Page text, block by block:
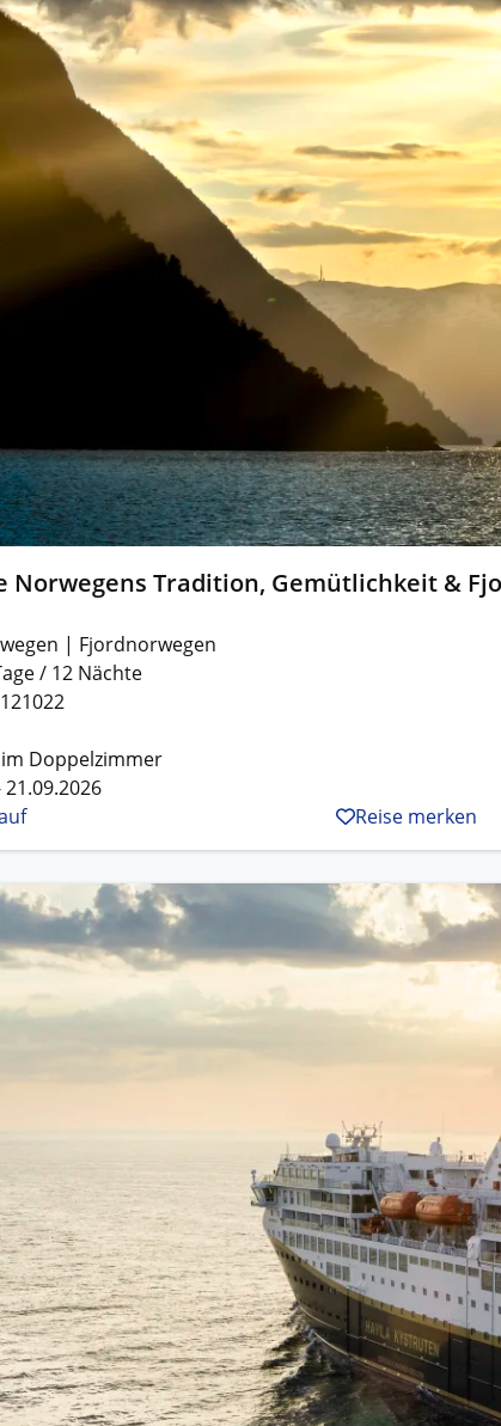
kleinen Gruppen mit max. 18
– persönlich, intensiv und
Eine Stadt als Ausgangspunkt für spannende
Erkundungen und Ausflüge in die Umgebung.
Alle Autoreisen & mehr
Landausflüge
Sehenswürdigkeiten an
Norwegens Tradition, Gemütlichkeit &
| Fjordnorwegen
/ 12 Nächte
Doppelzimmer
21.09.2026
Reise merken